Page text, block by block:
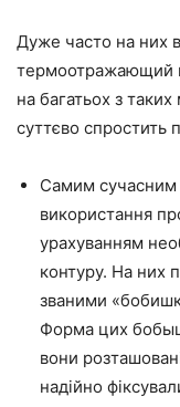
Дуже часто на них
термоотражающий
на багатьох з таких
суттєво спростить
Самим сучасним
використання
урахуванням
контуру. На них
званими
Форма цих
вони
надійно